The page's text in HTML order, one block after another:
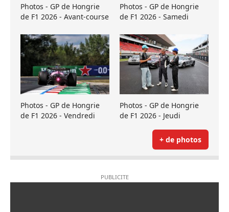
Photos - GP de Hongrie
de F1 2026 - Avant-course
Photos - GP de Hongrie
de F1 2026 - Samedi
Photos - GP de Hongrie
de F1 2026 - Vendredi
Photos - GP de Hongrie
de F1 2026 - Jeudi
+ de photos